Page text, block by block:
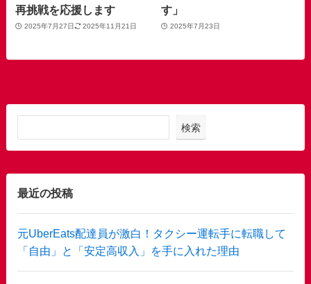
再挑戦を応援します
2025年7月27日 2025年11月21日
す」
2025年7月23日
検索
最近の投稿
元UberEats配達員が激白！タクシー運転手に転職して
「自由」と「安定高収入」を手に入れた理由